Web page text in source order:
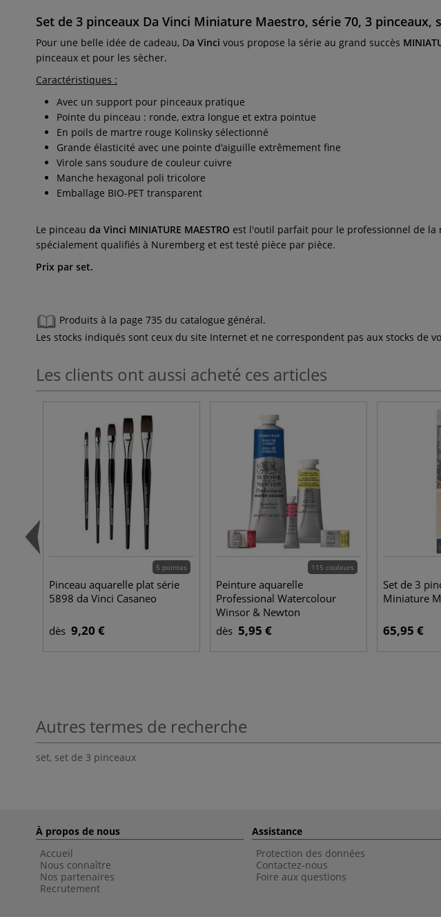
Set de 3 pinceaux Da Vinci Miniature Maestro, série 70, 3 pinceaux,
Pour une belle idée de cadeau, Da Vinci vous propose la série au grand succès
pinceaux et pour les sècher.
Caractéristiques :
Avec un support pour pinceaux pratique
Pointe du pinceau : ronde, extra longue et extra pointue
En poils de martre rouge Kolinsky sélectionné
Grande élasticité avec une pointe d‘aiguille extrêmement fine
Virole sans soudure de couleur cuivre
Manche hexagonal poli tricolore
Emballage BIO-PET transparent
Le pinceau da Vinci MINIATURE MAESTRO est l'outil parfait pour le professionnel de la
spécialement qualifiés à Nuremberg et est testé pièce par pièce.
Prix par set.
Produits à la page 735 du catalogue général.
Les stocks indiqués sont ceux du site Internet et ne correspondent pas aux stocks de
Les clients ont aussi acheté ces articles
5 pointes
Pinceau aquarelle plat série
5898 da Vinci Casaneo
dès 9,20 €
115 couleurs
Peinture aquarelle
Professional Watercolour
Winsor & Newton
dès 5,95 €
Set de 3
Miniature
65,95 €
Autres termes de recherche
set, set de 3 pinceaux
À propos de nous
Accueil
Nous connaître
Nos partenaires
Recrutement
Assistance
Protection des données
Contactez-nous
Foire aux questions